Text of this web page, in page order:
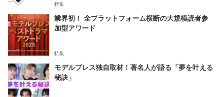
特集
業界初！ 全プラットフォーム横断の大規模読者参
加型アワード
特集
モデルプレス独自取材！著名人が語る「夢を叶える
秘訣」